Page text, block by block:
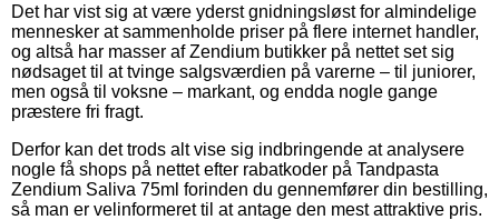
Det har vist sig at være yderst gnidningsløst for almindelige
mennesker at sammenholde priser på flere internet handler,
og altså har masser af Zendium butikker på nettet set sig
nødsaget til at tvinge salgsværdien på varerne – til juniorer,
men også til voksne – markant, og endda nogle gange
præstere fri fragt.
Derfor kan det trods alt vise sig indbringende at analysere
nogle få shops på nettet efter rabatkoder på Tandpasta
Zendium Saliva 75ml forinden du gennemfører din bestilling,
så man er velinformeret til at antage den mest attraktive pris.